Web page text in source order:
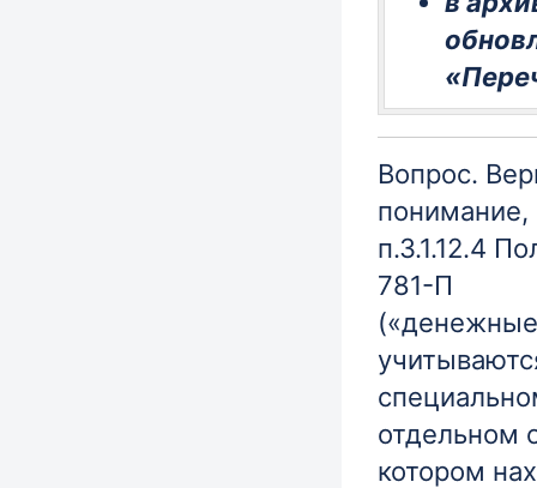
Вопрос.
понимание,
п.3.1.12.4
781-П
отдельном
котором